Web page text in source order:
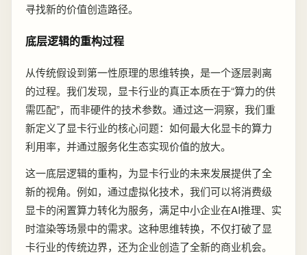
寻找新的价值创造路径。
底层逻辑的重构过程
从传统假设到第一性原理的思维转换，是一个逐层剥离
的过程。我们发现，显卡行业的真正本质在于“算力的供
需匹配”，而非硬件的技术参数。通过这一洞察，我们重
新定义了显卡行业的核心问题：如何最大化显卡的算力
利用率，并通过服务化生态实现价值的放大。
这一底层逻辑的重构，为显卡行业的未来发展提供了全
新的视角。例如，通过虚拟化技术，我们可以将消费级
显卡的闲置算力转化为服务，满足中小企业在AI推理、实
时渲染等场景中的需求。这种思维转换，不仅打破了显
卡行业的传统边界，还为企业创造了全新的商业机会。